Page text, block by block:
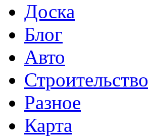
Доска
Блог
Авто
Строительство
Разное
Карта